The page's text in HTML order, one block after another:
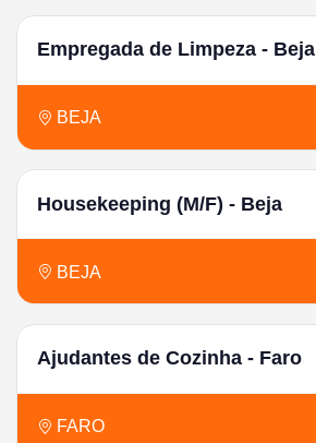
Empregada de Limpeza - Beja
BEJA
Housekeeping (M/F) - Beja
BEJA
Ajudantes de Cozinha - Faro
FARO